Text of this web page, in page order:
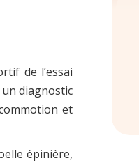
de l’essai
diagnostic
et
épinière,